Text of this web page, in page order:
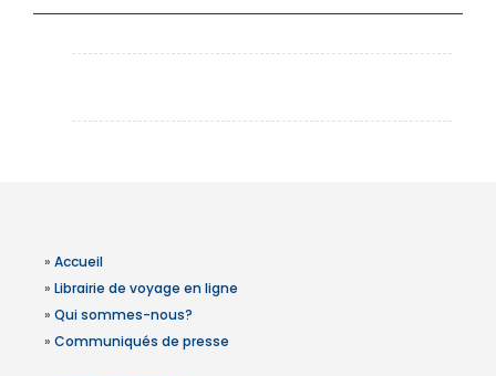
» Accueil
» Librairie de voyage en ligne
» Qui sommes-nous?
» Communiqués de presse